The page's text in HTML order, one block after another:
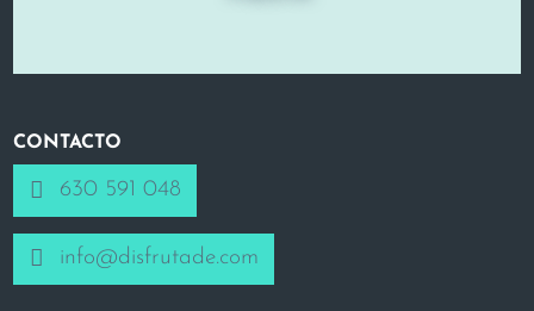
CONTACTO
630 591 048
info@disfrutade.com